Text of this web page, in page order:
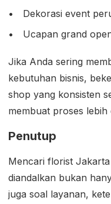
Dekorasi event
Ucapan grand
Jika Anda sering
kebutuhan bisnis,
shop yang konsisten
membuat proses lebih
Penutup
Mencari florist
diandalkan bukan
juga soal layanan,